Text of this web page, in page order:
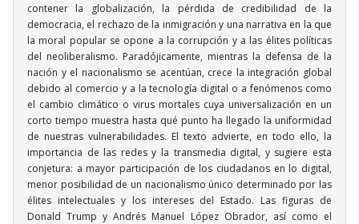
contener la globalización, la pérdida de credibilidad de la
democracia, el rechazo de la inmigración y una narrativa en la que
la moral popular se opone a la corrupción y a las élites políticas
del neoliberalismo. Paradójicamente, mientras la defensa de la
nación y el nacionalismo se acentúan, crece la integración global
debido al comercio y a la tecnología digital o a fenómenos como
el cambio climático o virus mortales cuya universalización en un
corto tiempo muestra hasta qué punto ha llegado la uniformidad
de nuestras vulnerabilidades. El texto advierte, en todo ello, la
importancia de las redes y la transmedia digital, y sugiere esta
conjetura: a mayor participación de los ciudadanos en lo digital,
menor posibilidad de un nacionalismo único determinado por las
élites intelectuales y los intereses del Estado. Las figuras de
Donald Trump y Andrés Manuel López Obrador, así como el